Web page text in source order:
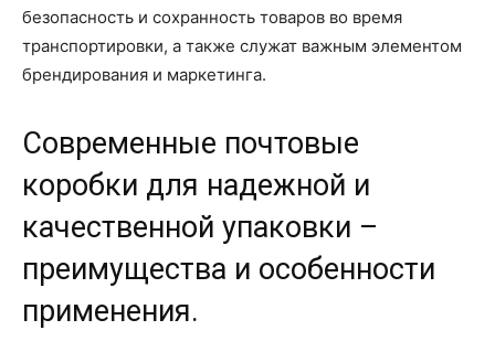
безопасность и сохранность товаров во время
транспортировки, а также служат важным элементом
брендирования и маркетинга.
Современные почтовые
коробки для надежной и
качественной упаковки –
преимущества и особенности
применения.